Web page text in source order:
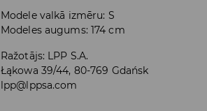
Modele valkā izmēru: S
Modeles augums: 174 cm
Ražotājs: LPP S.A.
Łąkowa 39/44, 80-769 Gdańsk
lpp@lppsa.com